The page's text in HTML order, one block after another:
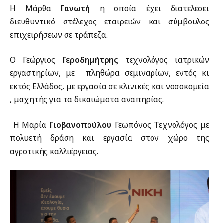
Η Μάρθα Γανωτή η οποία έχει διατελέσει
διευθυντικό στέλεχος εταιρειών και σύμβουλος
επιχειρήσεων σε τράπεζα.
Ο Γεώργιος Γεροδημήτρης τεχνολόγος ιατρικών
εργαστηρίων, με πληθώρα σεμιναρίων, εντός κι
εκτός Ελλάδος, με εργασία σε κλινικές και νοσοκομεία
, μαχητής για τα δικαιώματα αναπηρίας.
Η Μαρία Γιοβανοπούλου Γεωπόνος Τεχνολόγος με
πολυετή δράση και εργασία στον χώρο της
αγροτικής καλλιέργειας.